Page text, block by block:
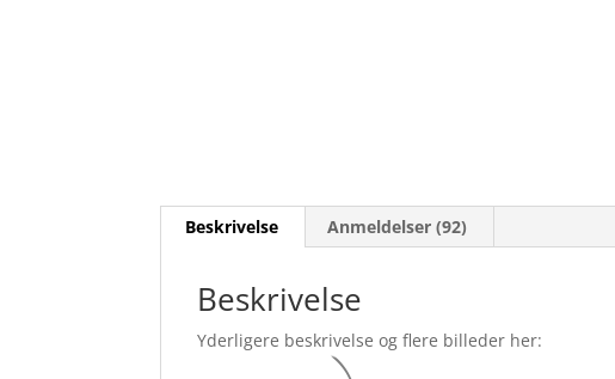
Beskrivelse Anmeldelser (92)
Beskrivelse
Yderligere beskrivelse og flere billeder her: